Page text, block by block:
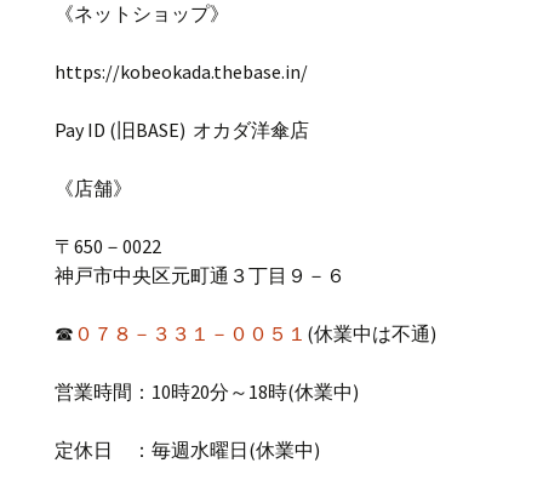
《ネットショップ》
https://kobeokada.thebase.in/
Pay ID ( 旧BASE) オカダ洋傘店
《店舗》
〒 650 － 0022
神戸市中央区元町通３丁目９－６
☎ ０７８－３３１－００５１ (休業中は不通)
営業時間： 10時20分～ 18時(休業中)
定休日 ：毎週水曜日(休業中)